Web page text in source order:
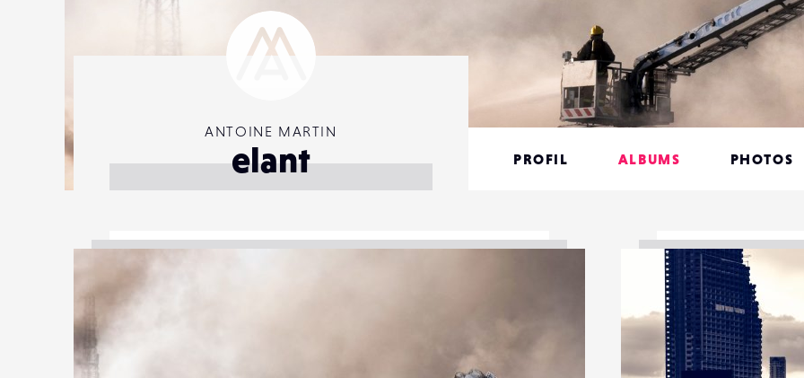
ANTOINE MARTIN
elant PROFIL ALBUMS PHOTOS